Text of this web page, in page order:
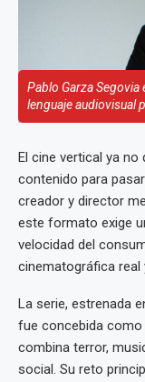
Pablo Garza
lenguaje audiovisual
El cine vertical ya
contenido para
creador y director
este formato exige
velocidad del
cinematográfica real
La serie, estrenada
fue concebida como
combina terror,
social. Su reto